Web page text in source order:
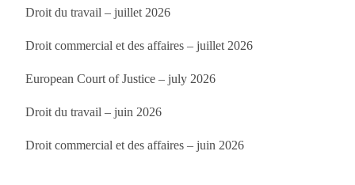
Droit du travail – juillet 2026
Droit commercial et des affaires – juillet 2026
European Court of Justice – july 2026
Droit du travail – juin 2026
Droit commercial et des affaires – juin 2026